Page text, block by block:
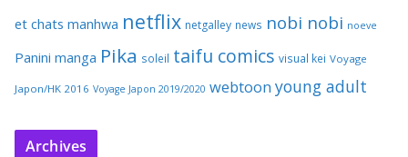
et chats manhwa netflix netgalley news nobi nobi noeve
Panini manga Pika soleil taifu comics visual kei Voyage
Japon/HK 2016 Voyage Japon 2019/2020 webtoon young adult
Archives